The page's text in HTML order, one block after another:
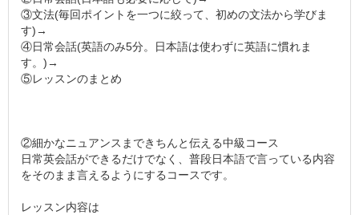
③文法(毎回ポイントを一つに絞って、初めの文法から学びま
す)→
④日常会話(英語のみ5分。日本語は使わずに英語に慣れま
す。)→
⑤レッスンのまとめ
②細かなニュアンスまできちんと伝える中級コース
日常英会話ができるだけでなく、普段日本語で言っている内容
をそのまま言えるようにするコースです。
レッスン内容は